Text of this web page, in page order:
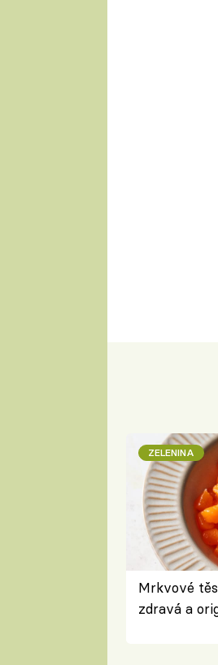
ZELENINA
Mrkvové
zdravá a